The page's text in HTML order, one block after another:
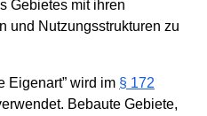
Gebietes mit ihren
und Nutzungsstrukturen zu
Eigenart” wird im § 172
Bebaute Gebiete,